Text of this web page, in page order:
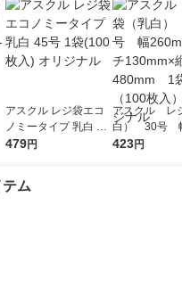
アスクル レジ袋エコ
ノミータイプ 乳白 45
号 1袋(100枚入) オリ
479円
アスクル レ
白） 30号
m×マチ
423円
ム